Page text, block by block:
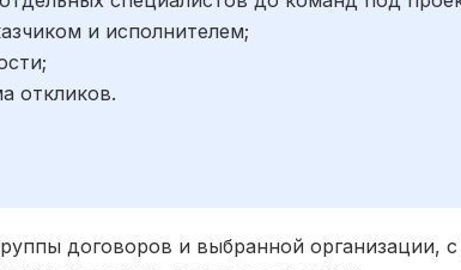
и исполнителем;
откликов.
договоров и выбранной организации,